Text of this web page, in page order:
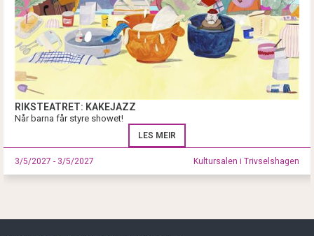
RIKSTEATRET: KAKEJAZZ
Når barna får styre showet!
LES MEIR
3/5/2027 - 3/5/2027 Kultursalen i Trivselshagen